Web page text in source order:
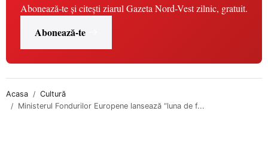
Abonează-te și citești ziarul Gazeta Nord-Vest zilnic, gratuit.
Abonează-te
Acasa
Cultură
Ministerul Fondurilor Europene lansează “luna de f...